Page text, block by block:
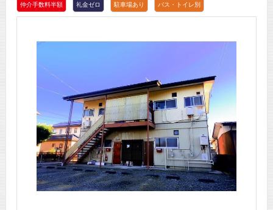
仲介手数料半額 礼金ゼロ 駐車場あり バス・トイレ別